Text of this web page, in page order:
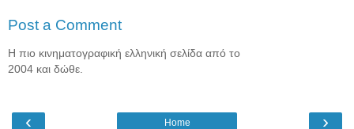
Post a Comment
Η πιο κινηματογραφική ελληνική σελίδα από το
2004 και δώθε.
‹ ›
Home